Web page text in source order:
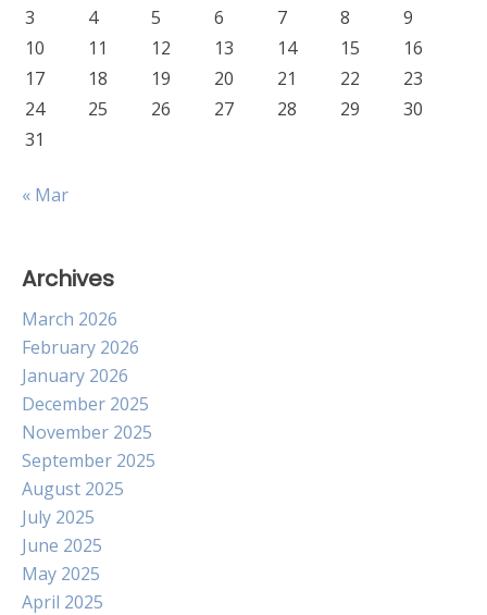
3
4 5 6 7 8
9
10
11 12 13 14 15
16
17
18 19 20 21 22
23
24
25 26 27 28 29
30
31
« Mar
Archives
March 2026
February 2026
January 2026
December 2025
November 2025
September 2025
August 2025
July 2025
June 2025
May 2025
April 2025